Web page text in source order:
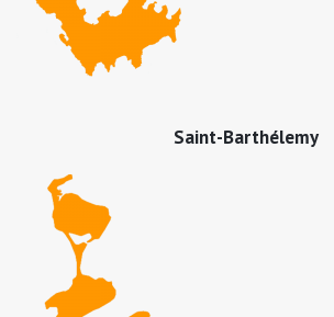
Saint-Barthélemy